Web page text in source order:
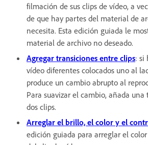
filmación de sus clips de vídeo, a
de que hay partes del material de
necesita. Esta edición guiada le
material de archivo no deseado.
Agregar transiciones entre clips: si
vídeo diferentes colocados uno al
produce un cambio abrupto al
Para suavizar el cambio, añada
dos clips.
Arreglar el brillo, el color y el
edición guiada para arreglar el